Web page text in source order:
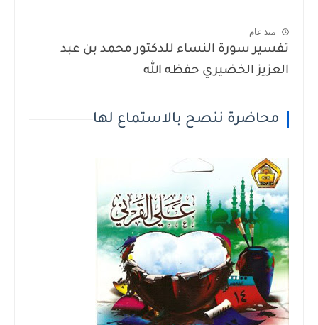
منذ عام
تفسير سورة النساء للدكتور محمد بن عبد
العزيز الخضيري حفظه الله
محاضرة ننصح بالاستماع لها